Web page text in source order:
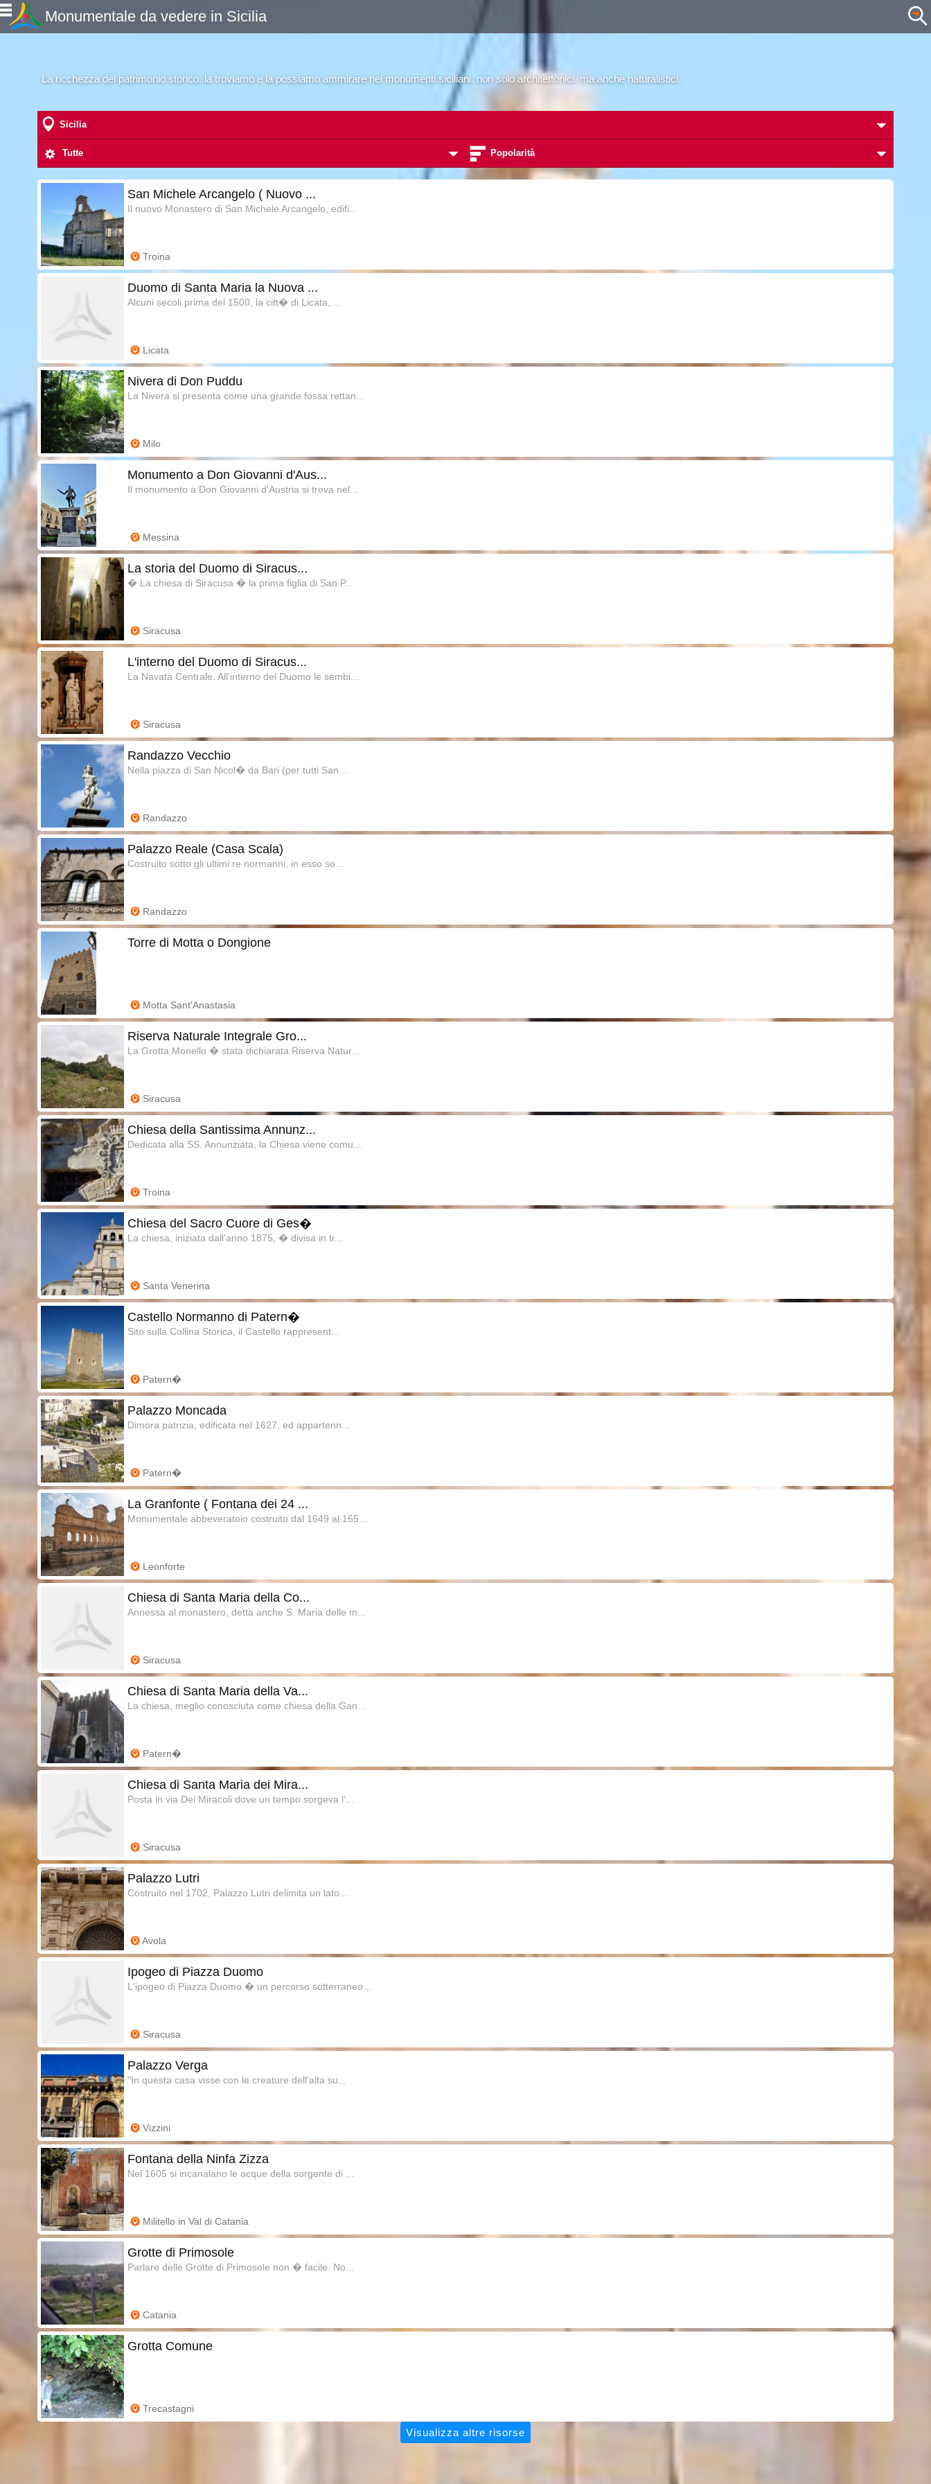
Monumentale da vedere in Sicilia
La ricchezza del patrimonio storico. la troviamo e la possiamo ammirare nei monumenti siciliani. non solo architettonici. ma anche naturalistici.
Sicilia
Tutte Popolarità
San Michele Arcangelo ( Nuovo ...
Il nuovo Monastero di San Michele Arcangelo, edifi...
Troina
Duomo di Santa Maria la Nuova ...
Alcuni secoli prima del 1500, la citt� di Licata, ...
Licata
Nivera di Don Puddu
La Nivera si presenta come una grande fossa rettan...
Milo
Monumento a Don Giovanni d'Aus...
Il monumento a Don Giovanni d'Austria si trova nel...
Messina
La storia del Duomo di Siracus...
� La chiesa di Siracusa � la prima figlia di San P...
Siracusa
L'interno del Duomo di Siracus...
La Navata Centrale. All'interno del Duomo le sembi...
Siracusa
Randazzo Vecchio
Nella piazza di San Nicol� da Bari (per tutti San ...
Randazzo
Palazzo Reale (Casa Scala)
Costruito sotto gli ultimi re normanni, in esso so...
Randazzo
Torre di Motta o Dongione
Motta Sant'Anastasia
Riserva Naturale Integrale Gro...
La Grotta Monello � stata dichiarata Riserva Natur...
Siracusa
Chiesa della Santissima Annunz...
Dedicata alla SS. Annunziata, la Chiesa viene comu...
Troina
Chiesa del Sacro Cuore di Ges�
La chiesa, iniziata dall'anno 1875, � divisa in tr...
Santa Venerina
Castello Normanno di Patern�
Sito sulla Collina Storica, il Castello rappresent...
Patern�
Palazzo Moncada
Dimora patrizia, edificata nel 1627, ed appartenn...
Patern�
La Granfonte ( Fontana dei 24 ...
Monumentale abbeveratoio costruito dal 1649 al 165...
Leonforte
Chiesa di Santa Maria della Co...
Annessa al monastero, detta anche S. Maria delle m...
Siracusa
Chiesa di Santa Maria della Va...
La chiesa, meglio conosciuta come chiesa della Gan...
Patern�
Chiesa di Santa Maria dei Mira...
Posta in via Dei Miracoli dove un tempo sorgeva l'...
Siracusa
Palazzo Lutri
Costruito nel 1702, Palazzo Lutri delimita un lato...
Avola
Ipogeo di Piazza Duomo
L'ipogeo di Piazza Duomo � un percorso sotterraneo...
Siracusa
Palazzo Verga
"In questa casa visse con le creature dell'alta su...
Vizzini
Fontana della Ninfa Zizza
Nel 1605 si incanalano le acque della sorgente di ...
Militello in Val di Catania
Grotte di Primosole
Parlare delle Grotte di Primosole non � facile. No...
Catania
Grotta Comune
Trecastagni